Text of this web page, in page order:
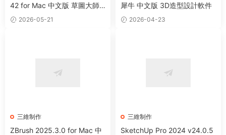
42 for Mac 中文版 草圖大師
3D圖形設計軟件
2026-05-21
犀牛 中文版 3D造型設計軟件
2026-04-23
三維制作
ZBrush 2025.3.0 for Mac 中
三維制作
SketchUp Pro 2024 v24.0.5